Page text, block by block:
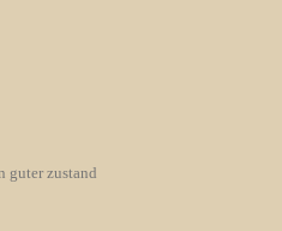
guter zustand